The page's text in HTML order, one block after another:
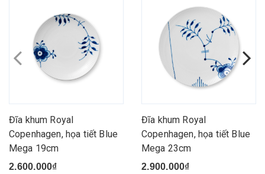
Đĩa khum Royal
Copenhagen, họa tiết Blue
Mega 19cm
2.600.000₫
Đĩa khum Royal
Copenhagen, họa tiết Blue
Mega 23cm
2.900.000₫